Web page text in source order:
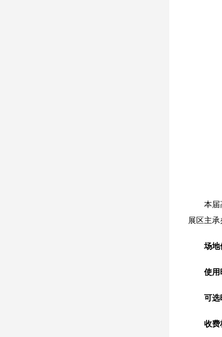
本届
展区主
场地
使用
可选
收费